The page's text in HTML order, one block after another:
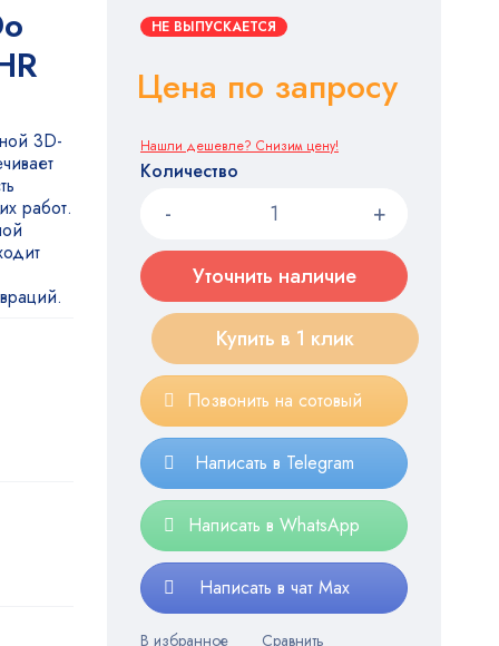
3D-
работ.
НЕ ВЫПУСКАЕТСЯ
Цена по запросу
Нашли дешевле? Снизим цену!
Количество
Уточнить наличие
Купить в 1 клик
Позвонить на сотовый
Написать в Telegram
Написать в WhatsApp
Написать в чат Max